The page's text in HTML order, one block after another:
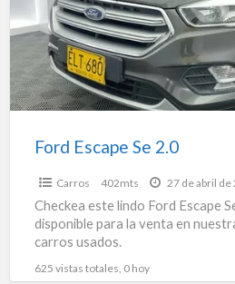
Ford Escape Se 2.0
Carros 402mts 27 de abril de
Checkea este lindo Ford Escape
disponible para la venta en
carros usados.
625 vistas totales, 0 hoy